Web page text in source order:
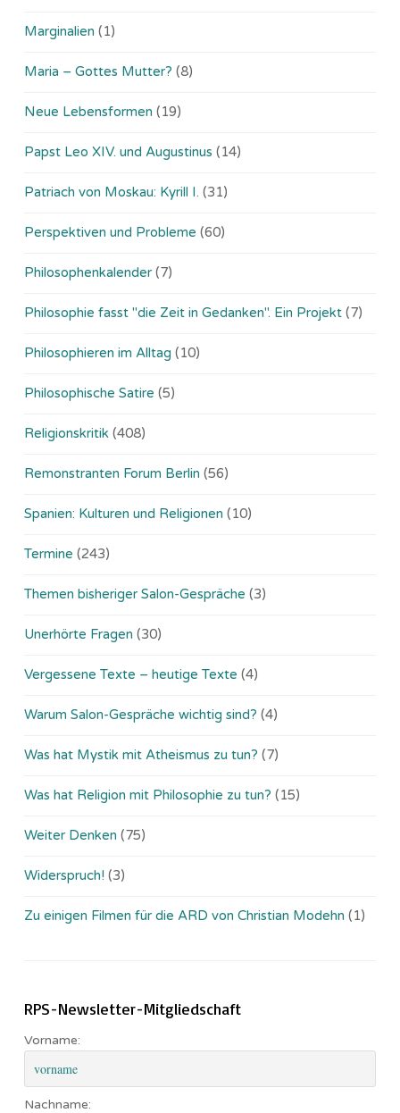
Marginalien (1)
Maria – Gottes Mutter? (8)
Neue Lebensformen (19)
Papst Leo XIV. und Augustinus (14)
Patriach von Moskau: Kyrill I. (31)
Perspektiven und Probleme (60)
Philosophenkalender (7)
Philosophie fasst "die Zeit in Gedanken". Ein Projekt (7)
Philosophieren im Alltag (10)
Philosophische Satire (5)
Religionskritik (408)
Remonstranten Forum Berlin (56)
Spanien: Kulturen und Religionen (10)
Termine (243)
Themen bisheriger Salon-Gespräche (3)
Unerhörte Fragen (30)
Vergessene Texte – heutige Texte (4)
Warum Salon-Gespräche wichtig sind? (4)
Was hat Mystik mit Atheismus zu tun? (7)
Was hat Religion mit Philosophie zu tun? (15)
Weiter Denken (75)
Widerspruch! (3)
Zu einigen Filmen für die ARD von Christian Modehn (1)
RPS-Newsletter-Mitgliedschaft
Vorname:
Nachname: